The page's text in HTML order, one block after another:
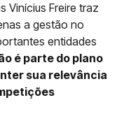
Vinícius Freire traz
a gestão no
entidades
é parte do plano
sua relevância